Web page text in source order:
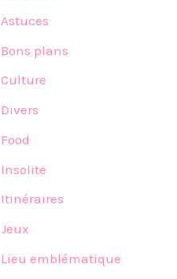
Astuces
Bons plans
Culture
Divers
Food
Insolite
Itinéraires
Jeux
Lieu emblématique